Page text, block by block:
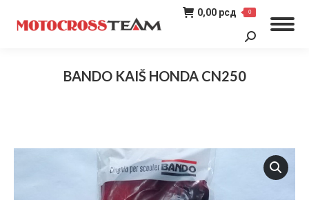
0,00 рсд 0
Search:
BANDO KAIŠ HONDA CN250